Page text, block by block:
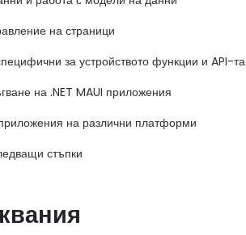
на страници
за устройството функции и API-та
на .NET MAUI приложения
на различни платформи
стъпки